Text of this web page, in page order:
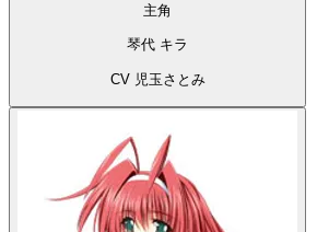
主角
琴代 キラ
CV 児玉さとみ